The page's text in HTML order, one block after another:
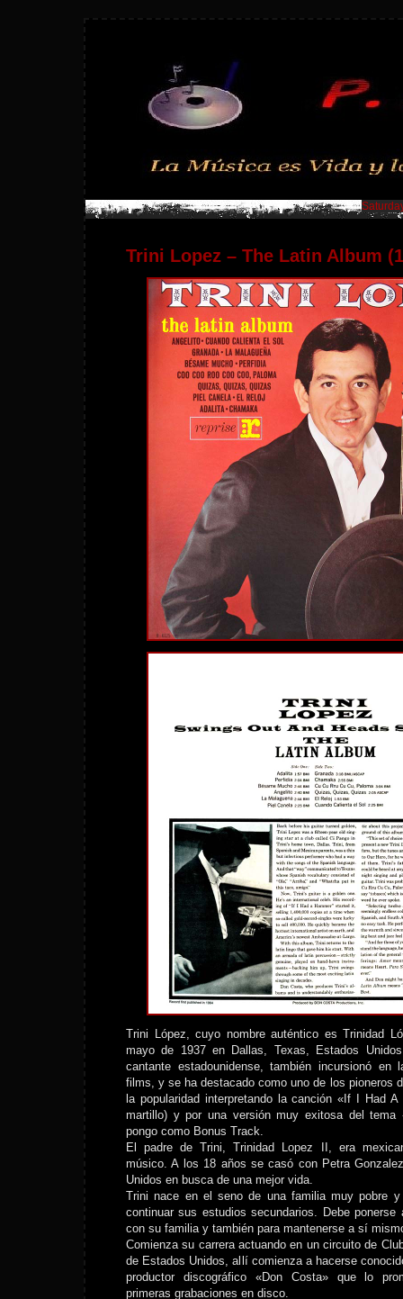
Trini Lopez – The Latin Album
Trini López, cuyo nombre auténtico es Trinidad
mayo de 1937 en Dallas, Texas, Estados
cantante estadounidense, también incursionó en
films, y se ha destacado como uno de los pioneros
la popularidad interpretando la canción «If I Had
martillo) y por una versión muy exitosa del tema
pongo como Bonus Track.
El padre de Trini, Trinidad Lopez II, era
músico. A los 18 años se casó con Petra
Unidos en busca de una mejor vida.
Trini nace en el seno de una familia muy pobre
continuar sus estudios secundarios. Debe ponerse
con su familia y también para mantenerse a sí
Comienza su carrera actuando en un circuito de
de Estados Unidos, allí comienza a hacerse
productor discográfico «Don Costa» que lo
primeras grabaciones en disco.